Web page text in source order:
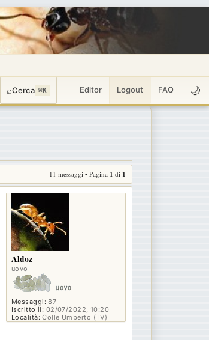
⌕Cerca ⌘K Editor Logout FAQ 🌙
11 messaggi • Pagina 1 di 1
Aldoz
uovo
Messaggi: 87
Iscritto il: 02/07/2022, 10:20
Località: Colle Umberto (TV)